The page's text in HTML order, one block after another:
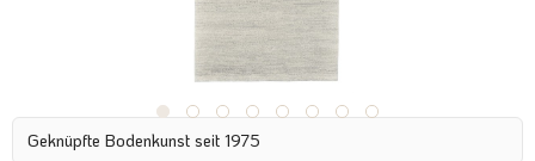
Geknüpfte Bodenkunst seit 1975